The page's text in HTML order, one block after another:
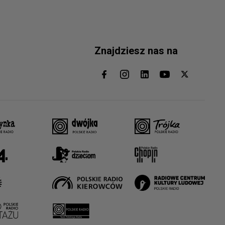
Znajdziesz nas na